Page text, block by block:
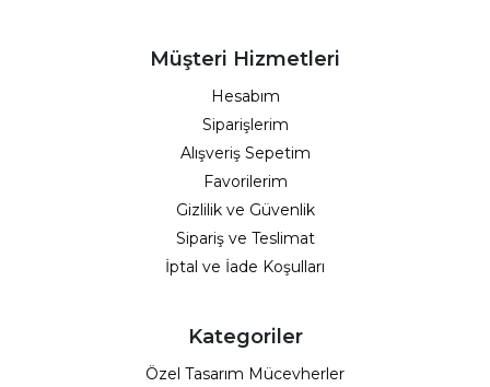
Müşteri Hizmetleri
Hesabım
Siparişlerim
Alışveriş Sepetim
Favorilerim
Gizlilik ve Güvenlik
Sipariş ve Teslimat
İptal ve İade Koşulları
Kategoriler
Özel Tasarım Mücevherler